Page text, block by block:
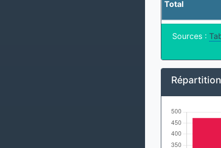
Total
Sources :